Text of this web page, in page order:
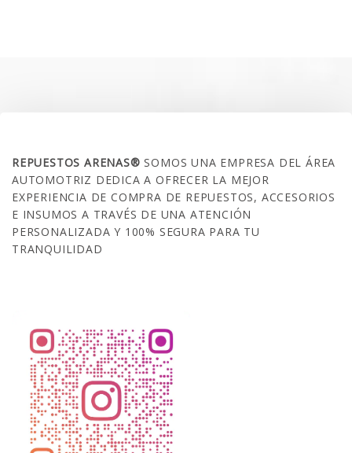
REPUESTOS ARENAS®SOMOS UNA EMPRESA DEL ÁREA
AUTOMOTRIZ DEDICA A OFRECER LA MEJOR
EXPERIENCIA DE COMPRA DE REPUESTOS, ACCESORIOS
E INSUMOS A TRAVÉS DE UNA ATENCIÓN
PERSONALIZADA Y 100% SEGURA PARA TU
TRANQUILIDAD